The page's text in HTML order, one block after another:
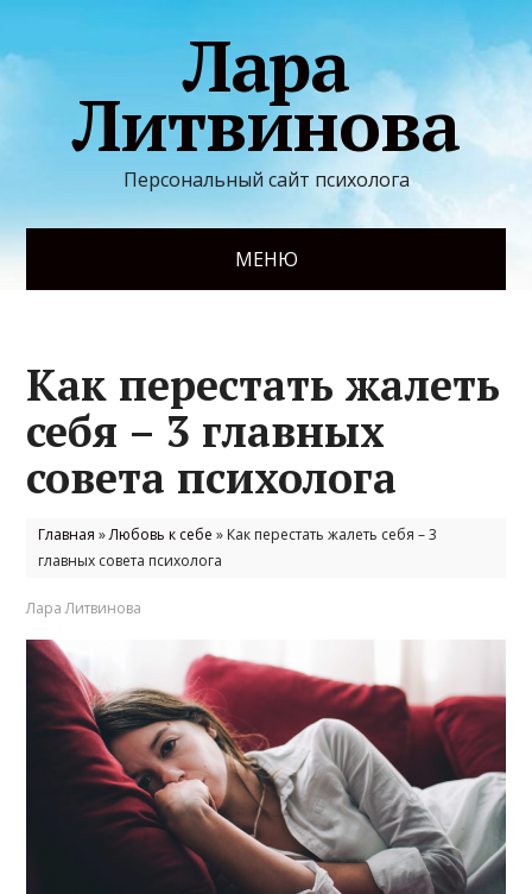
Лара
Литвинова
Персональный сайт психолога
МЕНЮ
Как перестать жалеть
себя – 3 главных
совета психолога
Главная »Любовь к себе » Как перестать жалеть себя – 3
главных совета психолога
Лара Литвинова